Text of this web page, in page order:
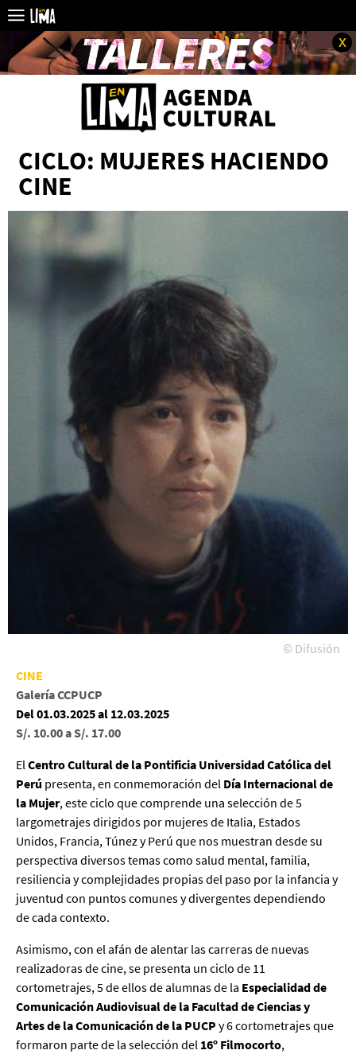
x
CICLO: MUJERES HACIENDO
CINE
© Difusión
CINE
Galería CCPUCP
Del 01.03.2025 al 12.03.2025
S/. 10.00 a S/. 17.00
El Centro Cultural de la Pontificia Universidad Católica del
Perú presenta, en conmemoración del Día Internacional de
la Mujer, este ciclo que comprende una selección de 5
largometrajes dirigidos por mujeres de Italia, Estados
Unidos, Francia, Túnez y Perú que nos muestran desde su
perspectiva diversos temas como salud mental, familia,
resiliencia y complejidades propias del paso por la infancia y
juventud con puntos comunes y divergentes dependiendo
de cada contexto.
Asimismo, con el afán de alentar las carreras de nuevas
realizadoras de cine, se presenta un ciclo de 11
cortometrajes, 5 de ellos de alumnas de la Especialidad de
Comunicación Audiovisual de la Facultad de Ciencias y
Artes de la Comunicación de la PUCP y 6 cortometrajes que
formaron parte de la selección del 16º Filmocorto,